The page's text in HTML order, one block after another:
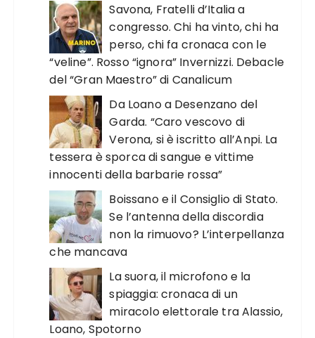
Savona, Fratelli d’Italia a
congresso. Chi ha vinto, chi ha
perso, chi fa cronaca con le
“veline”. Rosso “ignora” Invernizzi. Debacle
del “Gran Maestro” di Canalicum
Da Loano a Desenzano del
Garda. “Caro vescovo di
Verona, si è iscritto all’Anpi. La
tessera è sporca di sangue e vittime
innocenti della barbarie rossa”
Boissano e il Consiglio di Stato.
Se l’antenna della discordia
non la rimuovo? L’interpellanza
che mancava
La suora, il microfono e la
spiaggia: cronaca di un
miracolo elettorale tra Alassio,
Loano, Spotorno